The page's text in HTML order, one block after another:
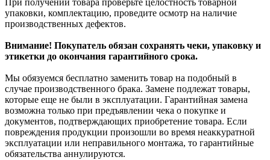
При получении товара проверьте целостность товарной
упаковки, комплектацию, проведите осмотр на наличие
производственных дефектов.
Внимание! Покупатель обязан сохранять чеки, упаковку и
этикетки до окончания гарантийного срока.
Мы обязуемся бесплатно заменить товар на подобный в
случае производственного брака. Замене подлежат товары,
которые еще не были в эксплуатации. Гарантийная замена
возможна только при предъявлении чека о покупке и
документов, подтверждающих приобретение товара. Если
повреждения продукции произошли во время неаккуратной
эксплуатации или неправильного монтажа, то гарантийные
обязательства аннулируются.